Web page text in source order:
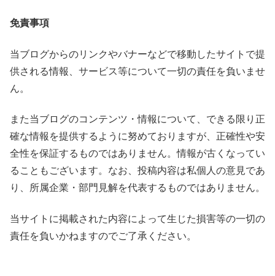
免責事項
当ブログからのリンクやバナーなどで移動したサイトで提
供される情報、サービス等について一切の責任を負いませ
ん。
また当ブログのコンテンツ・情報について、できる限り正
確な情報を提供するように努めておりますが、正確性や安
全性を保証するものではありません。情報が古くなってい
ることもございます。なお、投稿内容は私個人の意見であ
り、所属企業・部門見解を代表するものではありません。
当サイトに掲載された内容によって生じた損害等の一切の
責任を負いかねますのでご了承ください。